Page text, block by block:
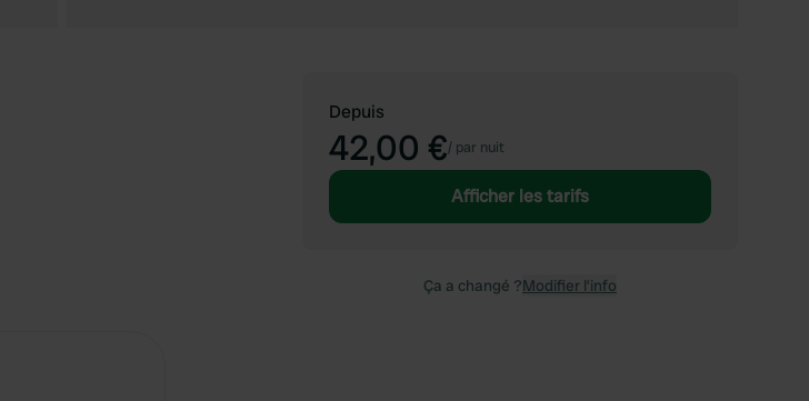
Depuis
42,00 €/ par nuit
Afficher les tarifs
Ça a changé ?Modifier l’info